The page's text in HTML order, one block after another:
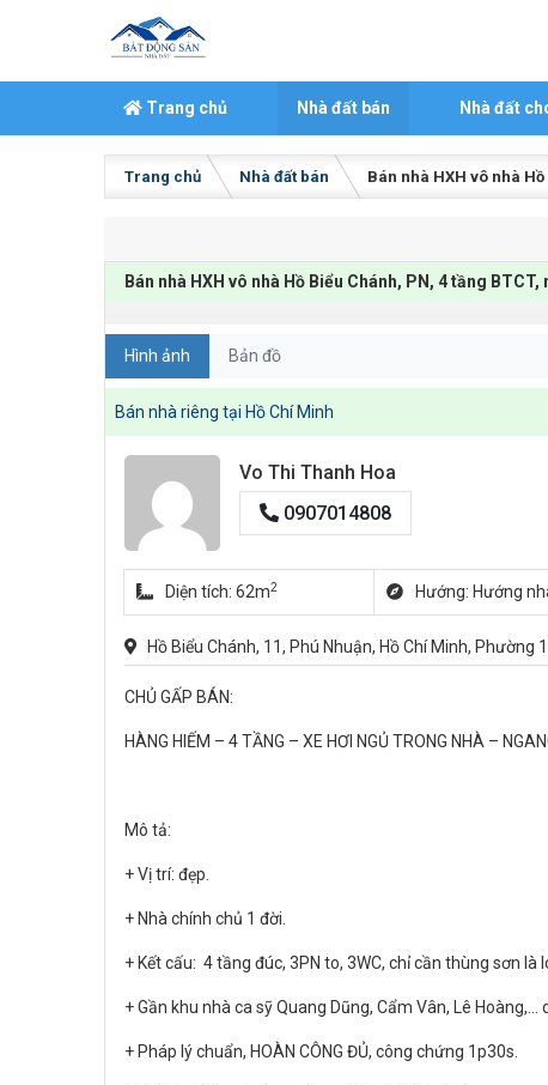
Trang chủ Nhà đất bán Nhà đất
Trang chủ Nhà đất bán Bán nhà HXH vô nhà
Bán nhà HXH vô nhà Hồ Biểu Chánh, PN, 4 tầng
Hình ảnh Bản đồ
Bán nhà riêng tại Hồ Chí Minh
Vo Thi Thanh Hoa
0907014808
Diện tích: 62m2 Hướng: Hướng
Hồ Biểu Chánh, 11, Phú Nhuận, Hồ Chí Minh, Phường
CHỦ GẤP BÁN:
HÀNG HIẾM – 4 TẦNG – XE HƠI NGỦ TRONG NHÀ –
Mô tả:
+ Vị trí: đẹp.
+ Nhà chính chủ 1 đời.
+ Kết cấu: 4 tầng đúc, 3PN to, 3WC, chỉ cần thùng sơn là
+ Gần khu nhà ca sỹ Quang Dũng, Cẩm Vân, Lê Hoàng,…
+ Pháp lý chuẩn, HOÀN CÔNG ĐỦ, công chứng 1p30s.